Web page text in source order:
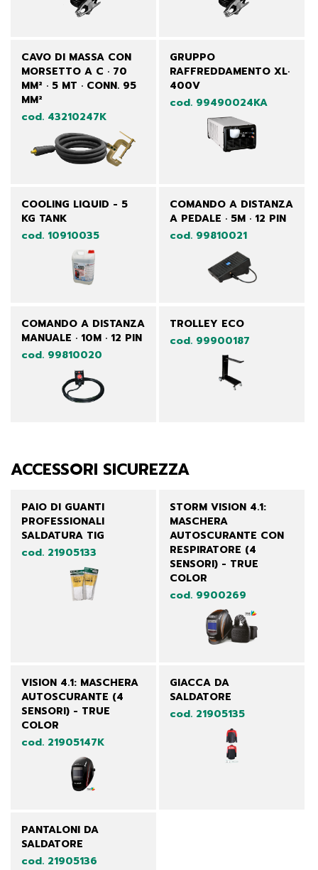
CAVO DI MASSA CON
MORSETTO A C · 70
MM² · 5 MT · CONN. 95
MM²
cod. 43210247K
GRUPPO
RAFFREDDAMENTO XL·
400V
cod. 99490024KA
COOLING LIQUID - 5
KG TANK
cod. 10910035
COMANDO A DISTANZA
A PEDALE · 5M · 12 PIN
cod. 99810021
COMANDO A DISTANZA
MANUALE · 10M · 12 PIN
cod. 99810020
TROLLEY ECO
cod. 99900187
ACCESSORI SICUREZZA
PAIO DI GUANTI
PROFESSIONALI
SALDATURA TIG
cod. 21905133
STORM VISION 4.1:
MASCHERA
AUTOSCURANTE CON
RESPIRATORE (4
SENSORI) - TRUE
COLOR
cod. 9900269
VISION 4.1: MASCHERA
AUTOSCURANTE (4
SENSORI) - TRUE
COLOR
cod. 21905147K
GIACCA DA
SALDATORE
cod. 21905135
PANTALONI DA
SALDATORE
cod. 21905136